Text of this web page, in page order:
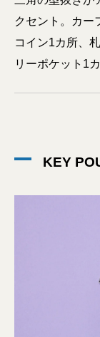
クセント。カ
コイン1カ所、
リーポケット1
KEY